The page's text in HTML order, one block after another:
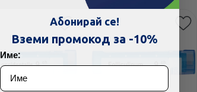
Абонирай се!
Вземи промокод за -10%
Име: